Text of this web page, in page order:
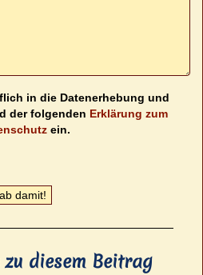
in die Datenerhebung und
der folgenden Erklärung zum
ein.
diesem Beitrag